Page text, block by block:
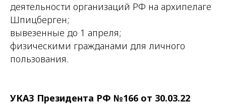
деятельности организаций РФ на архипелаге
Шпицберген;
вывезенные до 1 апреля;
физическими гражданами для личного
пользования.
УКАЗ Президента РФ №166 от 30.03.22